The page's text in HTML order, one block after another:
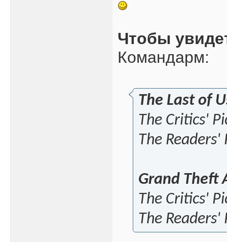
Чтобы
Командарм:
The Last of
The Critics'
The Readers'
Grand Theft
The Critics'
The Readers'